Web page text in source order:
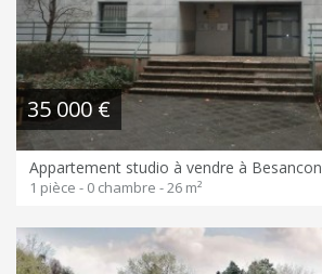
35 000 €
Appartement studio à vendre à Besancon
1 pièce - 0 chambre - 26 m²